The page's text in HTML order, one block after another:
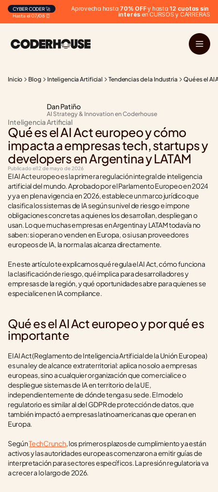
Hasta el 07/08 ⏰
CYBER CODER 🚀 Aprovecha hasta 70% OFF y hasta 12 cuotas sin
interés en CURSOS y CARRERAS
Inicio Blog Inteligencia Artificial Tendencias de la Industria Qué es el AI
Dan Patiño
AI Strategy & Innovation en Coderhouse
Inteligencia Artificial
Qué es el AI Act europeo y cómo
impacta a empresas tech, startups y
developers en Argentina y LATAM
Publicado el12 de mayo de 2026
El AI Act europeo es la primera regulación integral de inteligencia
artificial del mundo. Aprobado por el Parlamento Europeo en 2024
y ya en plena vigencia en 2026, establece un marco jurídico que
clasifica los sistemas de IA según su nivel de riesgo e impone
obligaciones concretas a quienes los desarrollan, despliegan o
usan. Lo que muchas empresas en Argentina y LATAM todavía no
saben: si operan o venden en Europa, o si usan proveedores
europeos de IA, la norma las alcanza directamente.
En este artículo te explicamos qué regula el AI Act, cómo funciona
la clasificación de riesgo, qué implica para desarrolladores y
empresas de la región, y qué oportunidades abre para quienes se
especialicen en IA compliance.
Qué es el AI Act europeo y por qué es
importante
El AI Act (Reglamento de Inteligencia Artificial de la Unión Europea)
es una ley de alcance extraterritorial: aplica no solo a empresas
europeas, sino a cualquier organización que comercialice o
despliegue sistemas de IA en territorio de la UE,
independientemente de dónde tenga su sede. El modelo
regulatorio es similar al del GDPR de protección de datos, que
también impactó a empresas latinoamericanas que operan en
Europa.
Según TechCrunch, los primeros plazos de cumplimiento ya están
activos y las autoridades europeas comenzaron a emitir guías de
interpretación para sectores específicos. La presión regulatoria va
a crecer a lo largo de 2026.